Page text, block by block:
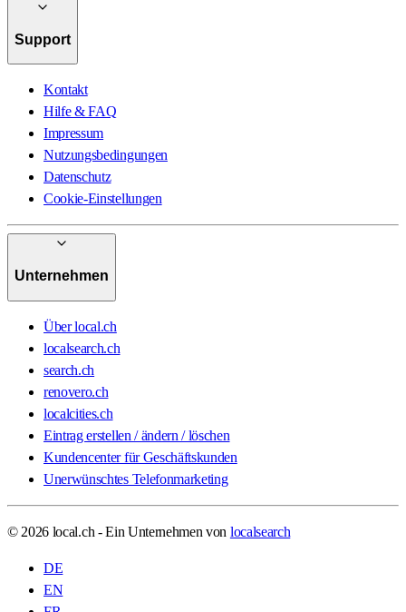
Support
Kontakt
Hilfe & FAQ
Impressum
Nutzungsbedingungen
Datenschutz
Cookie-Einstellungen
Unternehmen
Über local.ch
localsearch.ch
search.ch
renovero.ch
localcities.ch
Eintrag erstellen / ändern / löschen
Kundencenter für Geschäftskunden
Unerwünschtes Telefonmarketing
© 2026 local.ch - Ein Unternehmen von localsearch
DE
EN